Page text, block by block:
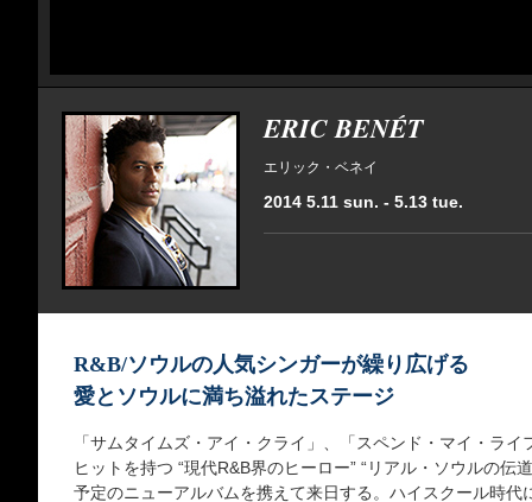
ERIC BENÉT
エリック・ベネイ
2014 5.11 sun. - 5.13 tue.
R&B/ソウルの人気シンガーが繰り広げる
愛とソウルに満ち溢れたステージ
「サムタイムズ・アイ・クライ」、「スペンド・マイ・ラ
ヒットを持つ “現代R&B界のヒーロー” “リアル・ソウルの伝
予定のニューアルバムを携えて来日する。ハイスクール時代